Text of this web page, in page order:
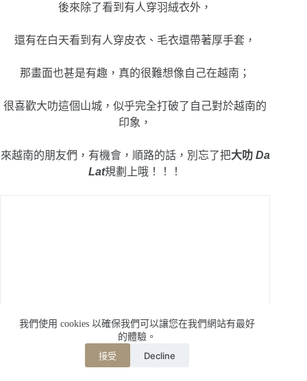
我們使用 cookies 以確保我們可以讓您在我們網站有最好
的體驗。
接受 Decline
後來除了看到有人穿羽絨衣外，
還有在白天看到有人穿皮衣、毛衣還帶著厚手套，
那畫面也甚是有趣，真的很難想像自己在越南；
很喜歡大叻這個山城，似乎完全打破了自己對於越南的
印象，
來越南的朋友們，有機會，順路的話，別忘了把大叻 Da
Lat規劃上哦！！！